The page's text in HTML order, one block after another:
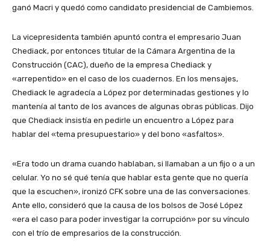
ganó Macri y quedó como candidato presidencial de Cambiemos.
La vicepresidenta también apuntó contra el empresario Juan
Chediack, por entonces titular de la Cámara Argentina de la
Construcción (CAC), dueño de la empresa Chediack y
«arrepentido» en el caso de los cuadernos. En los mensajes,
Chediack le agradecía a López por determinadas gestiones y lo
mantenía al tanto de los avances de algunas obras públicas. Dijo
que Chediack insistía en pedirle un encuentro a López para
hablar del «tema presupuestario» y del bono «asfaltos».
«Era todo un drama cuando hablaban, si llamaban a un fijo o a un
celular. Yo no sé qué tenía que hablar esta gente que no quería
que la escuchen», ironizó CFK sobre una de las conversaciones.
Ante ello, consideró que la causa de los bolsos de José López
«era el caso para poder investigar la corrupción» por su vínculo
con el trío de empresarios de la construcción.